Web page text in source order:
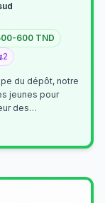
600 TND
2
du dépôt, notre
des